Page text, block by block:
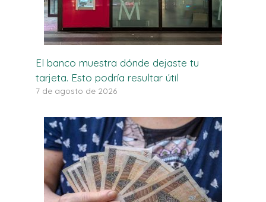
El banco muestra dónde dejaste tu
tarjeta. Esto podría resultar útil
7 de agosto de 2026